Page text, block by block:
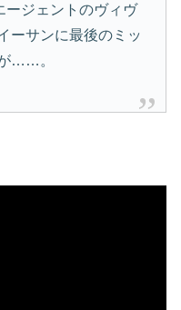
ージェントのヴィヴ
ーサンに最後のミッ
……。